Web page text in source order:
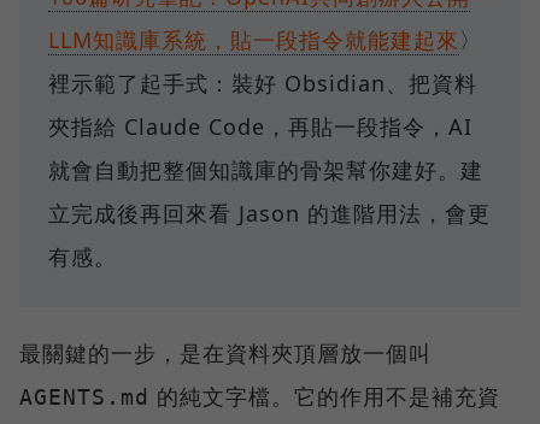
LLM知識庫系統，貼一段指令就能建起來〉
裡示範了起手式：裝好 Obsidian、把資料
夾指給 Claude Code，再貼一段指令，AI
就會自動把整個知識庫的骨架幫你建好。建
立完成後再回來看 Jason 的進階用法，會更
有感。
最關鍵的一步，是在資料夾頂層放一個叫
AGENTS.md 的純文字檔。它的作用不是補充資